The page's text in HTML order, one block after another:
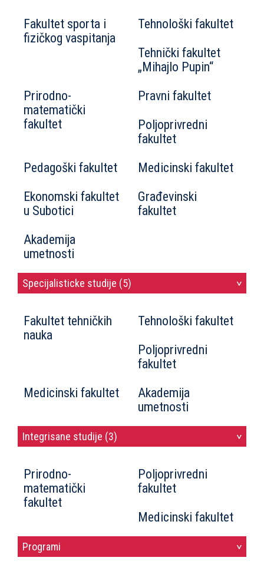
Fakultet sporta i
fizičkog vaspitanja
Tehnološki fakultet
Tehnički fakultet
„Mihajlo Pupin“
Prirodno-
matematički
fakultet
Pravni fakultet
Poljoprivredni
fakultet
Pedagoški fakultet
Medicinski fakultet
Ekonomski fakultet
u Subotici
Građevinski
fakultet
Akademija
umetnosti
Specijalisticke studije (5) >
Fakultet tehničkih
nauka
Tehnološki fakultet
Poljoprivredni
fakultet
Medicinski fakultet
Akademija
umetnosti
Integrisane studije (3) >
Prirodno-
matematički
fakultet
Poljoprivredni
fakultet
Medicinski fakultet
Programi >